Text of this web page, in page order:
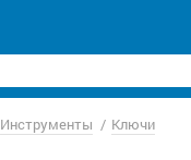
Инструменты Ключи